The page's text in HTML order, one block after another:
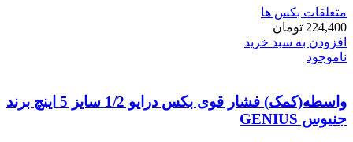
متعلقات بکس ها
224,400 تومان
افزودن به سبد خرید
ناموجود
واسطه(کمک) فشار قوی بکس درایو 1/2 سایز 5 اینچ برند
جنیوس GENIUS